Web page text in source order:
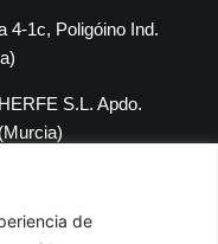
de
4-1c, Poligóino Ind.
S.L. Apdo.